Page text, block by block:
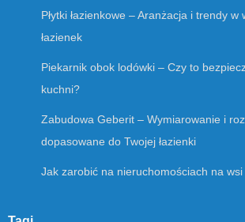
Płytki łazienkowe – Aranżacja i trendy w
łazienek
Piekarnik obok lodówki – Czy to
kuchni?
Zabudowa Geberit – Wymiarowanie i
dopasowane do Twojej łazienki
Jak zarobić na nieruchomościach na wsi